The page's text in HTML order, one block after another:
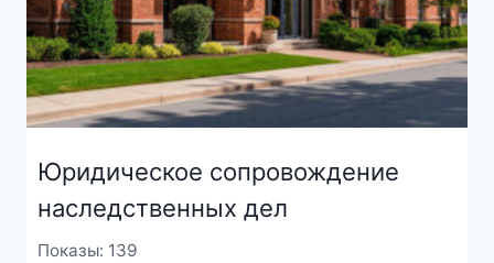
Юридическое сопровождение
наследственных дел
Показы: 139